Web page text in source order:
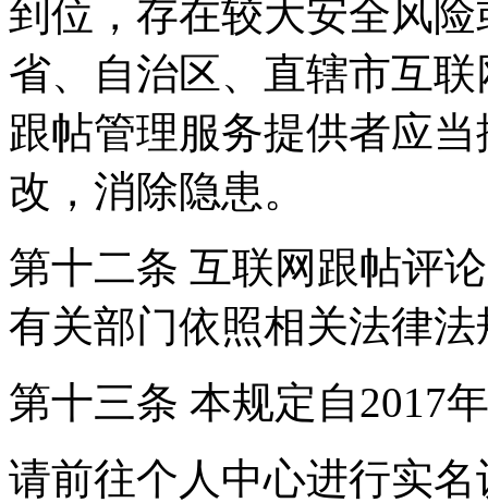
到位，存在较大安全风
省、自治区、直辖市互
跟帖管理服务提供者应
改，消除隐患。
第十二条 互联网跟帖评
有关部门依照相关法律
第十三条 本规定自2017
请前往个人中心进行实名